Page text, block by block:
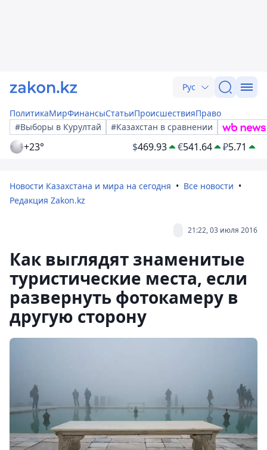
Рус
ПолитикаМирФинансыСтатьиПроисшествияПраво
#Выборы в Курултай
#Казахстан в сравнении
+23° $469.93 €541.64 ₽5.71
Новости Казахстана и мира на сегодня
Все новости
Редакция Zakon.kz
21:22, 03 июля 2016
Как выглядят знаменитые
туристические места, если
развернуть фотокамеру в
другую сторону